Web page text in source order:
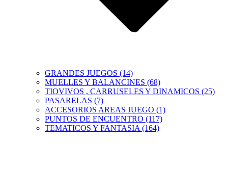
GRANDES JUEGOS (14)
MUELLES Y BALANCINES (68)
TIOVIVOS , CARRUSELES Y DINAMICOS (25)
PASARELAS (7)
ACCESORIOS AREAS JUEGO (1)
PUNTOS DE ENCUENTRO (117)
TEMATICOS Y FANTASIA (164)